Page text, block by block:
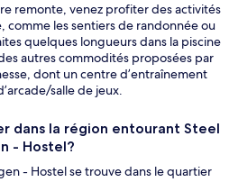
remonte, venez profiter des activités
comme les sentiers de randonnée ou
quelques longueurs dans la piscine
autres commodités proposées par
dont un centre d’entraînement
salle de jeux.
dans la région entourant Steel
- Hostel?
- Hostel se trouve dans le quartier